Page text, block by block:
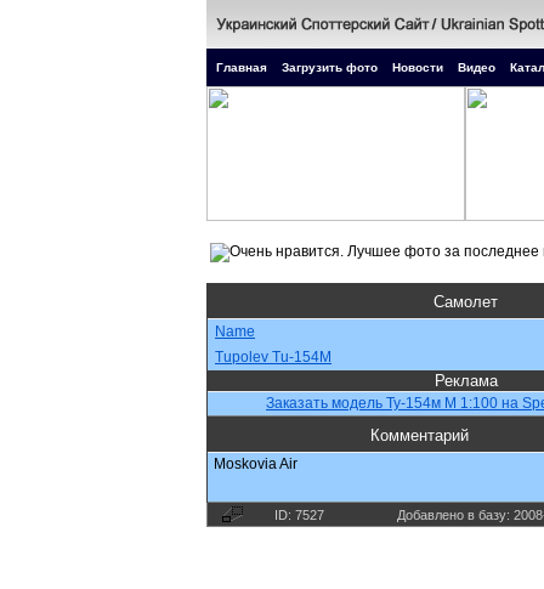
Главная Загрузить фото Новости Видео
Самолет
Name
Tupolev Tu-154M
Реклама
Заказать модель Ty-154м М 1:100 на
Комментарий
Moskovia Air
ID: 7527 Добавлено в базу: